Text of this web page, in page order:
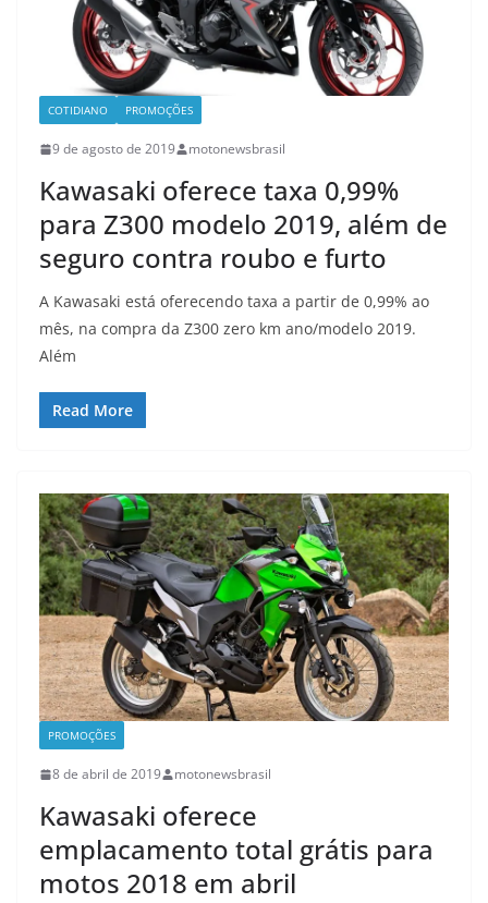
COTIDIANO PROMOÇÕES
9 de agosto de 2019 motonewsbrasil
Kawasaki oferece taxa 0,99%
para Z300 modelo 2019, além de
seguro contra roubo e furto
A Kawasaki está oferecendo taxa a partir de 0,99% ao
mês, na compra da Z300 zero km ano/modelo 2019.
Além
Read More
PROMOÇÕES
8 de abril de 2019 motonewsbrasil
Kawasaki oferece
emplacamento total grátis para
motos 2018 em abril